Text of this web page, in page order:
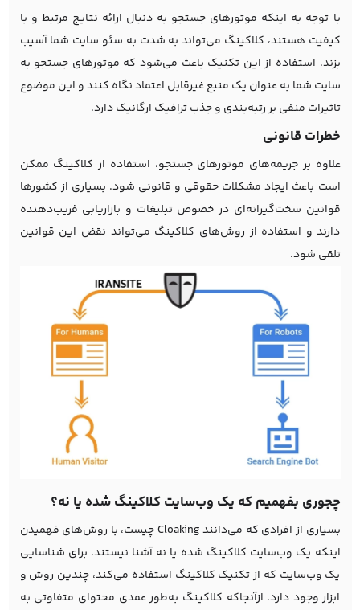
با توجه به اینکه موتورهای جستجو به دنبال ارائه نتایج مرتبط و با
کیفیت هستند، کلاکینگ می‌تواند به شدت به سئو سایت شما آسیب
بزند. استفاده از این تکنیک باعث می‌شود که موتورهای جستجو به
سایت شما به عنوان یک منبع غیرقابل اعتماد نگاه کنند و این موضوع
تاثیرات منفی بر رتبه‌بندی و جذب ترافیک ارگانیک دارد.
خطرات قانونی
علاوه بر جریمه‌های موتورهای جستجو، استفاده از کلاکینگ ممکن
است باعث ایجاد مشکلات حقوقی و قانونی شود. بسیاری از کشورها
قوانین سخت‌گیرانه‌ای در خصوص تبلیغات و بازاریابی فریب‌دهنده
دارند و استفاده از روش‌های کلاکینگ می‌تواند نقض این قوانین
تلقی شود.
چجوری بفهمیم که یک وب‌سایت کلاکینگ شده یا نه؟
بسیاری از افرادی که می‌دانند Cloaking چیست، با روش‌های فهمیدن
اینکه یک وب‌سایت کلاکینگ شده یا نه آشنا نیستند. برای شناسایی
یک وب‌سایت که از تکنیک کلاکینگ استفاده می‌کند، چندین روش و
ابزار وجود دارد. ازآنجاکه کلاکینگ به‌طور عمدی محتوای متفاوتی به